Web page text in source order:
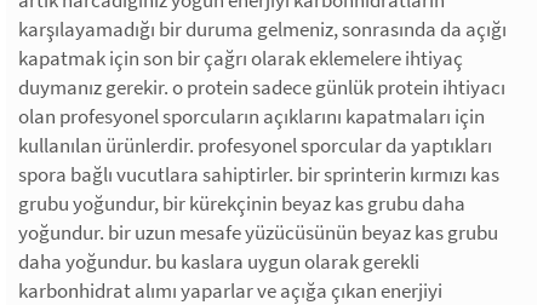
karşılayamadığı bir duruma gelmeniz, sonrasında da açığı
kapatmak için son bir çağrı olarak eklemelere ihtiyaç
duymanız gerekir. o protein sadece günlük protein ihtiyacı
olan profesyonel sporcuların açıklarını kapatmaları için
kullanılan ürünlerdir. profesyonel sporcular da yaptıkları
spora bağlı vucutlara sahiptirler. bir sprinterin kırmızı kas
grubu yoğundur, bir kürekçinin beyaz kas grubu daha
yoğundur. bir uzun mesafe yüzücüsünün beyaz kas grubu
daha yoğundur. bu kaslara uygun olarak gerekli
karbonhidrat alımı yaparlar ve açığa çıkan enerjiyi